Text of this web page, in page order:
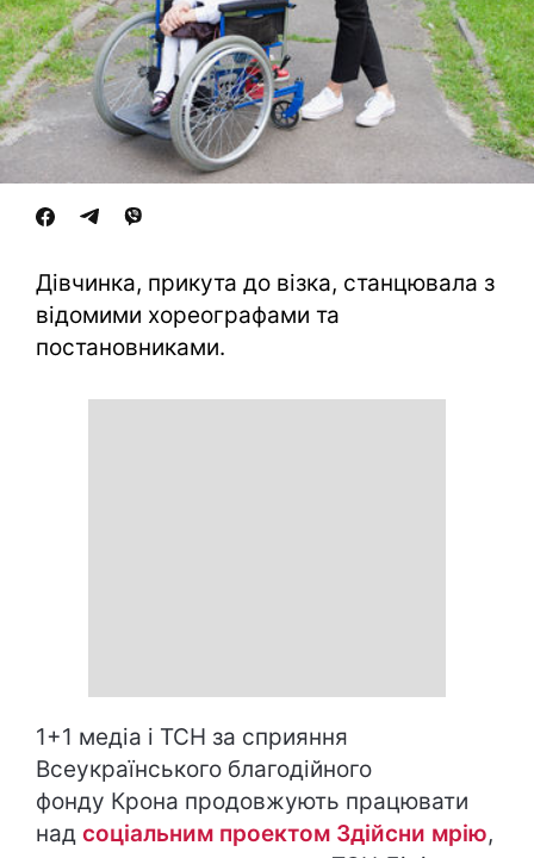
Дівчинка, прикута до візка, станцювала з
відомими хореографами та
постановниками.
1+1 медіа і ТСН за сприяння
Всеукраїнського благодійного
фонду Крона продовжують працювати
над соціальним проектом Здійсни мрію,